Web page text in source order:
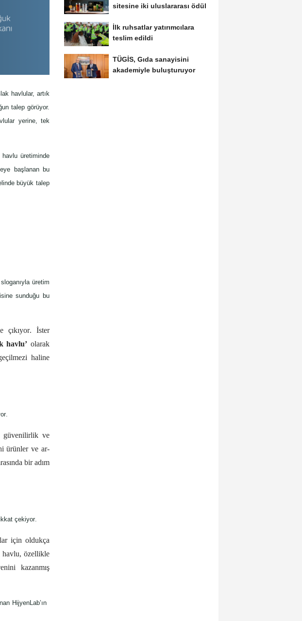
havlular, artık
talep görüyor.
yerine, tek
havlu üretiminde
başlanan bu
büyük talep
üretim
sunduğu bu
çıkıyor. İster
havlu’ olarak
haline
güvenilirlik ve
ürünler ve ar-
bir adım
çekiyor.
için oldukça
havlu, özellikle
kazanmış
HijyenLab’ın
sitesine iki uluslararası ödül
İlk ruhsatlar yatırımcılara
teslim edildi
TÜGİS, Gıda sanayisini
akademiyle buluşturuyor